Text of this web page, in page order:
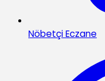
Nöbetçi Eczane